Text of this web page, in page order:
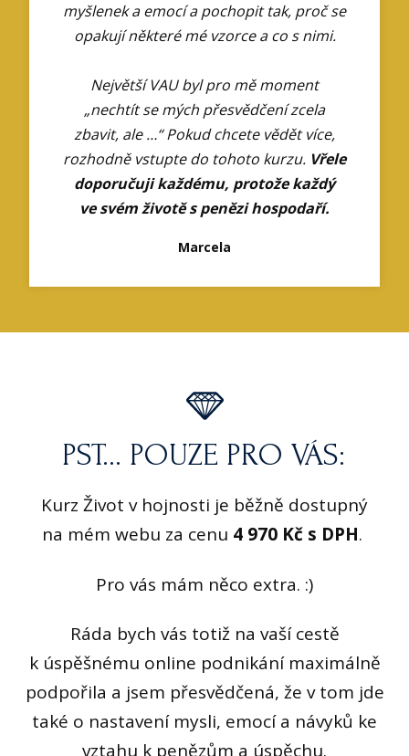
myšlenek a emocí a pochopit tak, proč se
opakují některé mé vzorce a co s nimi.
Největší VAU byl pro mě moment
„nechtít se mých přesvědčení zcela
zbavit, ale …“ Pokud chcete vědět více,
rozhodně vstupte do tohoto kurzu. Vřele
doporučuji každému, protože každý
ve svém životě s penězi hospodaří.
Marcela
PST... POUZE PRO VÁS:
Kurz Život v hojnosti je běžně dostupný
na mém webu za cenu 4 970 Kč s DPH.
Pro vás mám něco extra. :)
Ráda bych vás totiž na vaší cestě
k úspěšnému online podnikání maximálně
podpořila a jsem přesvědčená, že v tom jde
také o nastavení mysli, emocí a návyků ke
vztahu k penězům a úspěchu.